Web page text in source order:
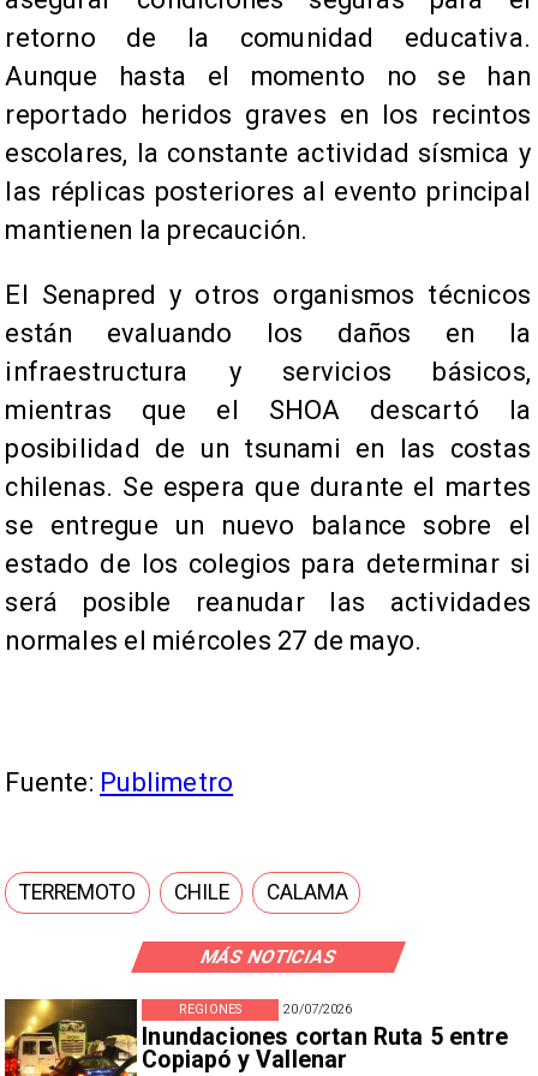
MÁS NOTICIAS
20/07/2026
Inundaciones cortan Ruta 5 entre
Copiapó y Vallenar
REGIONES
retorno de la comunidad educativa.
Aunque hasta el momento no se han
reportado heridos graves en los recintos
escolares, la constante actividad sísmica y
las réplicas posteriores al evento principal
mantienen la precaución.
El Senapred y otros organismos técnicos
están evaluando los daños en la
infraestructura y servicios básicos,
mientras que el SHOA descartó la
posibilidad de un tsunami en las costas
chilenas. Se espera que durante el martes
se entregue un nuevo balance sobre el
estado de los colegios para determinar si
será posible reanudar las actividades
normales el miércoles 27 de mayo.
Fuente: Publimetro
TERREMOTO CHILE CALAMA